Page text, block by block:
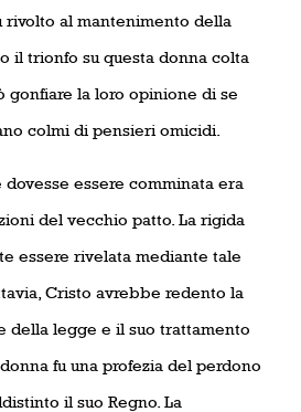
rivolto al mantenimento della
il trionfo su questa donna colta
gonfiare la loro opinione di se
colmi di pensieri omicidi.
essere comminata era
del vecchio patto. La rigida
essere rivelata mediante tale
Cristo avrebbe redento la
della legge e il suo trattamento
fu una profezia del perdono
il suo Regno. La